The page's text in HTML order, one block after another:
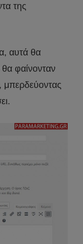
της
αυτά θα
φαίνονταν